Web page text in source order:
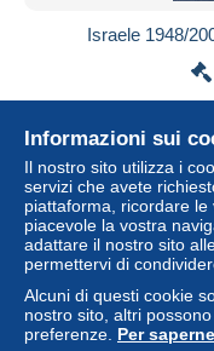
Israele 1948/
Stato
Informazioni sui
Il nostro sito utilizza i
servizi che avete
piattaforma, ricordare
piacevole la vostra
adattare il nostro sito
permettervi di
Alcuni di questi cookie
nostro sito, altri
preferenze. Per